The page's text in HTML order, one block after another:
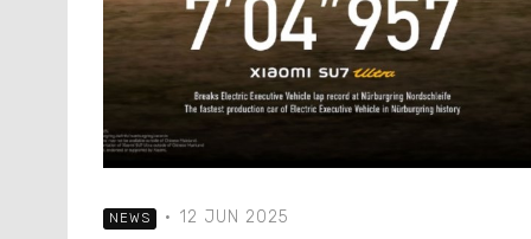
NEWS · 12 JUN 2025